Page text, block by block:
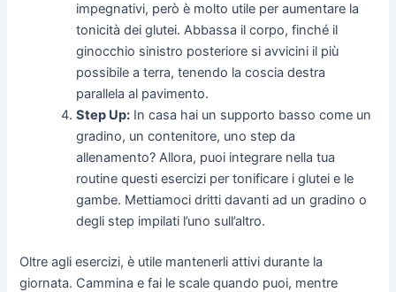
impegnativi, però è molto utile per aumentare la
tonicità dei glutei. Abbassa il corpo, finché il
ginocchio sinistro posteriore si avvicini il più
possibile a terra, tenendo la coscia destra
parallela al pavimento.
Step Up: In casa hai un supporto basso come un
gradino, un contenitore, uno step da
allenamento? Allora, puoi integrare nella tua
routine questi esercizi per tonificare i glutei e le
gambe. Mettiamoci dritti davanti ad un gradino o
degli step impilati l’uno sull’altro.
Oltre agli esercizi, è utile mantenerli attivi durante la
giornata. Cammina e fai le scale quando puoi, mentre